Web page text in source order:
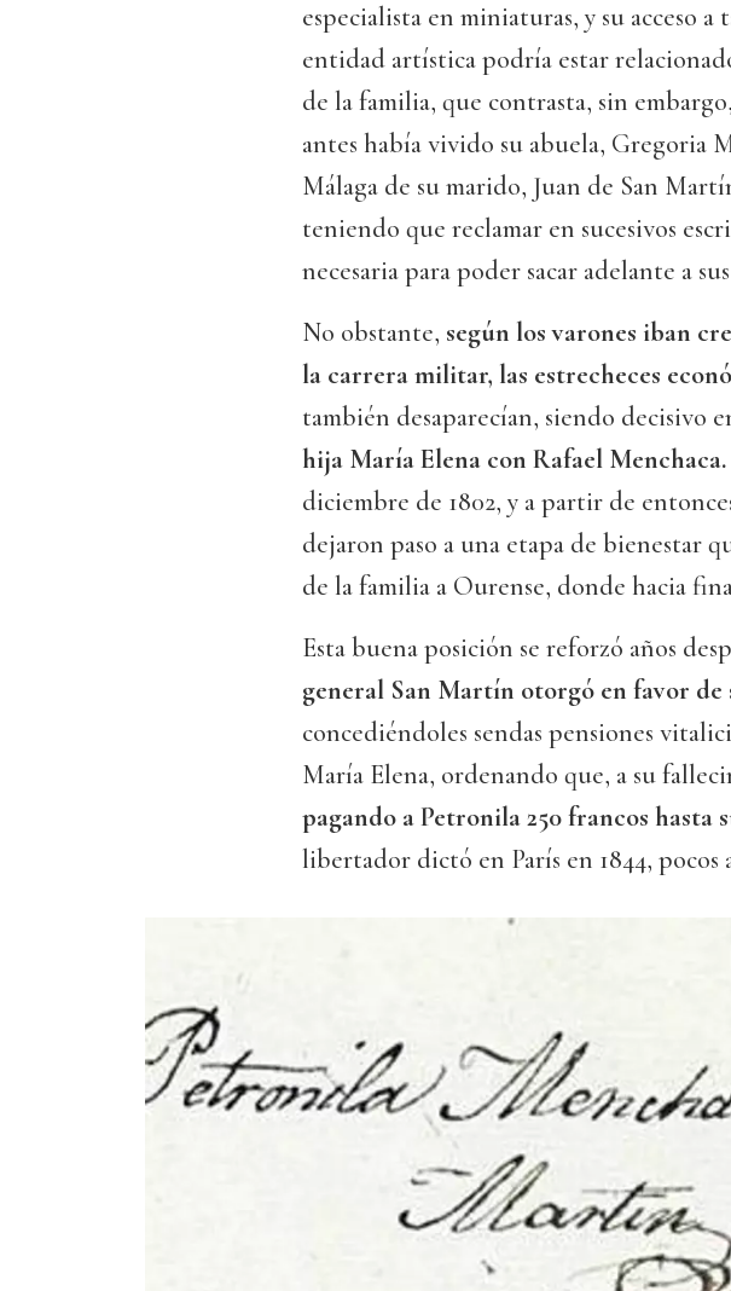
especialista en miniaturas, y su acceso
entidad artística podría estar
de la familia, que contrasta, sin
antes había vivido su abuela, Gregoria
Málaga de su marido, Juan de San
teniendo que reclamar en sucesivos
necesaria para poder sacar adelante a
No obstante, según los varones iban
la carrera militar, las estrecheces
también desaparecían, siendo decisivo
hija María Elena con Rafael Menchaca.
diciembre de 1802, y a partir de
dejaron paso a una etapa de bienestar
de la familia a Ourense, donde hacia
Esta buena posición se reforzó años
general San Martín otorgó en favor de
concediéndoles sendas pensiones
María Elena, ordenando que, a su
pagando a Petronila 250 francos hasta
libertador dictó en París en 1844, pocos